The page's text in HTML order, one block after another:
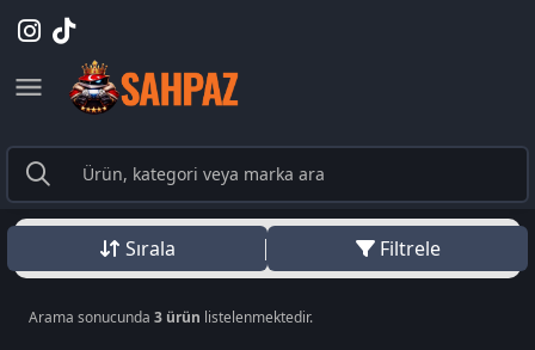
Sırala Filtrele
Arama sonucunda 3 ürün listelenmektedir.